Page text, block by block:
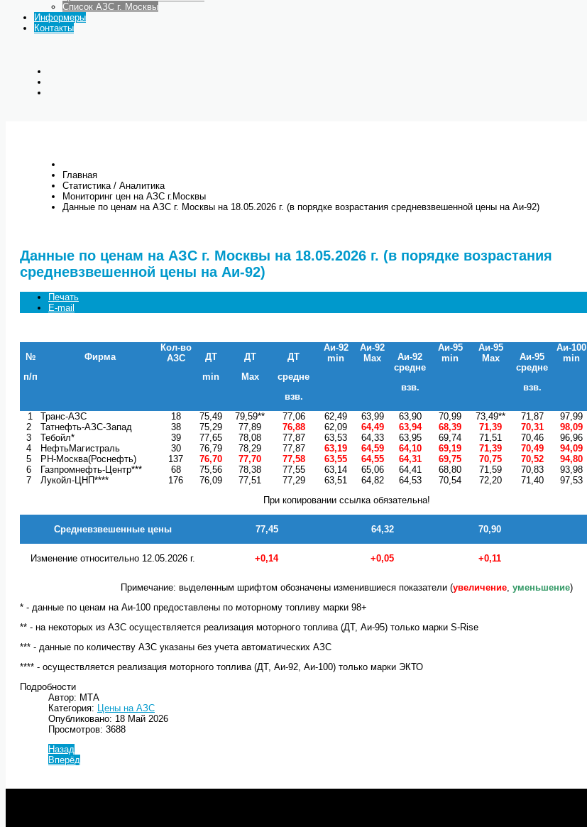
Список АЗС г. Москвы
Информеры
Контакты
Главная
Статистика / Аналитика
Мониторинг цен на АЗС г.Москвы
Данные по ценам на АЗС г. Москвы на 18.05.2026 г. (в порядке возрастания средневзвешенной цены на Аи-92)
Данные по ценам на АЗС г. Москвы на 18.05.2026 г. (в порядке возрастания
средневзвешенной цены на Аи-92)
Печать
E-mail
№
п/п
Фирма
Кол-во
АЗС
ДТ
min
ДТ
Max
ДТ
средне
взв.
Аи-92
min
Аи-92
Max
Аи-92
средне
взв.
Аи-95
min
Аи-95
Max
Аи-95
средне
взв.
Аи-100
min
1 Транс-АЗС 18 75,49 79,59** 77,06 62,49 63,99 63,90 70,99 73,49** 71,87 97,99
2
Татнефть-АЗС-Запад 38 75,29 77,89 76,88 62,09 64,49 63,94 68,39 71,39 70,31 98,09
3
Тебойл* 39 77,65 78,08 77,87 63,53 64,33 63,95 69,74 71,51 70,46 96,96
4
НефтьМагистраль 30 76,79 78,29 77,87 63,19 64,59 64,10 69,19 71,39 70,49 94,09
5
РН-Москва(Роснефть) 137 76,70 77,70 77,58 63,55 64,55 64,31 69,75 70,75 70,52 94,80
6
Газпромнефть-Центр*** 68 75,56 78,38 77,55 63,14 65,06 64,41 68,80 71,59 70,83 93,98
7
Лукойл-ЦНП**** 176 76,09 77,51 77,29 63,51 64,82 64,53 70,54 72,20 71,40 97,53
При копировании ссылка обязательна!
Средневзвешенные цены 77,45 64,32 70,90
Изменение относительно 12.05.2026 г. +0,14 +0,05 +0,11
Примечание: выделенным шрифтом обозначены изменившиеся показатели (увеличение, уменьшение)
* - данные по ценам на Аи-100 предоставлены по моторному топливу марки 98+
** - на некоторых из АЗС осуществляется реализация моторного топлива (ДТ, Аи-95) только марки S-Rise
*** - данные по количеству АЗС указаны без учета автоматических АЗС
**** - осуществляется реализация моторного топлива (ДТ, Аи-92, Аи-100) только марки ЭКТО
Подробности
Автор: МТА
Категория:
Цены на АЗС
Опубликовано: 18 Май 2026
Просмотров: 3688
Назад
Вперёд